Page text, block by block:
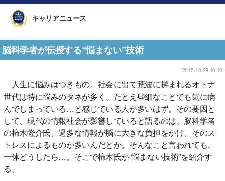
キャリアニュース
脳科学者が伝授する“悩まない”技術
2015-10-29 10:10
人生に悩みはつきもの。社会に出て荒波に揉まれるオトナ
世代は特に悩みのタネが多く、たとえ些細なことでも気に病
んでしまっている…と感じている人が多いはず。その要因と
して、現代の情報社会が影響していると語るのは、脳科学者
の柿木隆介氏。過多な情報が脳に大きな負担をかけ、そのス
トレスによるものが多いんだとか。そんなこと言われても、
一体どうしたら…。そこで柿木氏が“悩まない技術”を紹介す
る。